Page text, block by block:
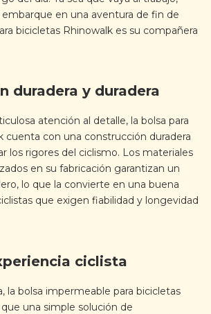
embarque en una aventura de fin de
bicicletas Rhinowalk es su compañera
duradera y duradera
atención al detalle, la bolsa para
cuenta con una construcción duradera
los rigores del ciclismo. Los materiales
en su fabricación garantizan un
lo que la convierte en una buena
que exigen fiabilidad y longevidad
ciclista
la bolsa impermeable para bicicletas
una simple solución de